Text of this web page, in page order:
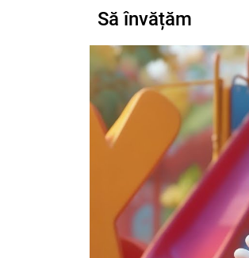
Să învățăm